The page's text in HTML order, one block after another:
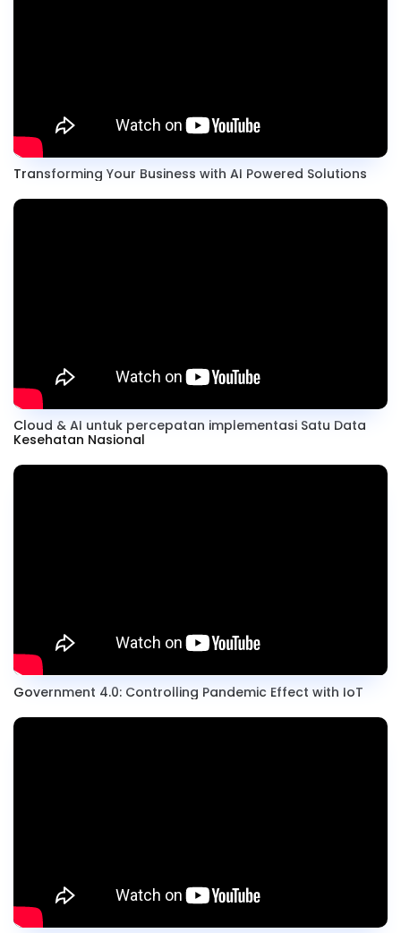
Transforming Your Business with AI Powered Solutions
Cloud & AI untuk percepatan implementasi Satu Data
Kesehatan Nasional
Government 4.0: Controlling Pandemic Effect with IoT